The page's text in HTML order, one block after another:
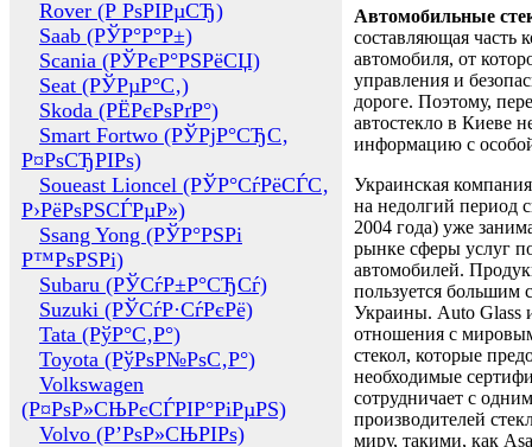
Rover (Р РѕРІРµСЂ)
Saab (РЎР°Р°Р±)
Scania (РЎРєР°РЅРёСЏ)
Seat (РЎРµР°С‚)
Skoda (РЁРєРѕРґР°)
Smart Fortwo (РЎРјР°СЂС‚
Р¤РѕСЂРІРѕ)
Soueast Lioncel (РЎР°СѓРёСЃС‚
Р›РёРѕРЅСЃРµР»)
Ssang Yong (РЎР°РЅРі
Р™РѕРЅРі)
Subaru (РЎСѓР±Р°СЂСѓ)
Suzuki (РЎСѓР·СѓРєРё)
Tata (РўР°С‚Р°)
Toyota (РўРѕР№РѕС‚Р°)
Volkswagen
(Р¤РѕР»СЊРєСЃРІР°РіРµРЅ)
Volvo (Р’РѕР»СЊРІРѕ)
Автомобильные
составляющая часть
автомобиля, от
управления и
дороге. Поэтому,
автостекло в Киеве
информацию с
Украинская
на недолгий период
2004 года) уже
рынке сферы услуг
автомобилей.
пользуется большим
Украины. Auto Glass
отношения с
стекол, которые
необходимые
сотрудничает с
производителей
миру, такими, как